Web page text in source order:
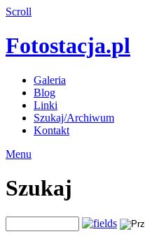
Scroll
Fotostacja.pl
Galeria
Blog
Linki
Szukaj/Archiwum
Kontakt
Menu
Szukaj